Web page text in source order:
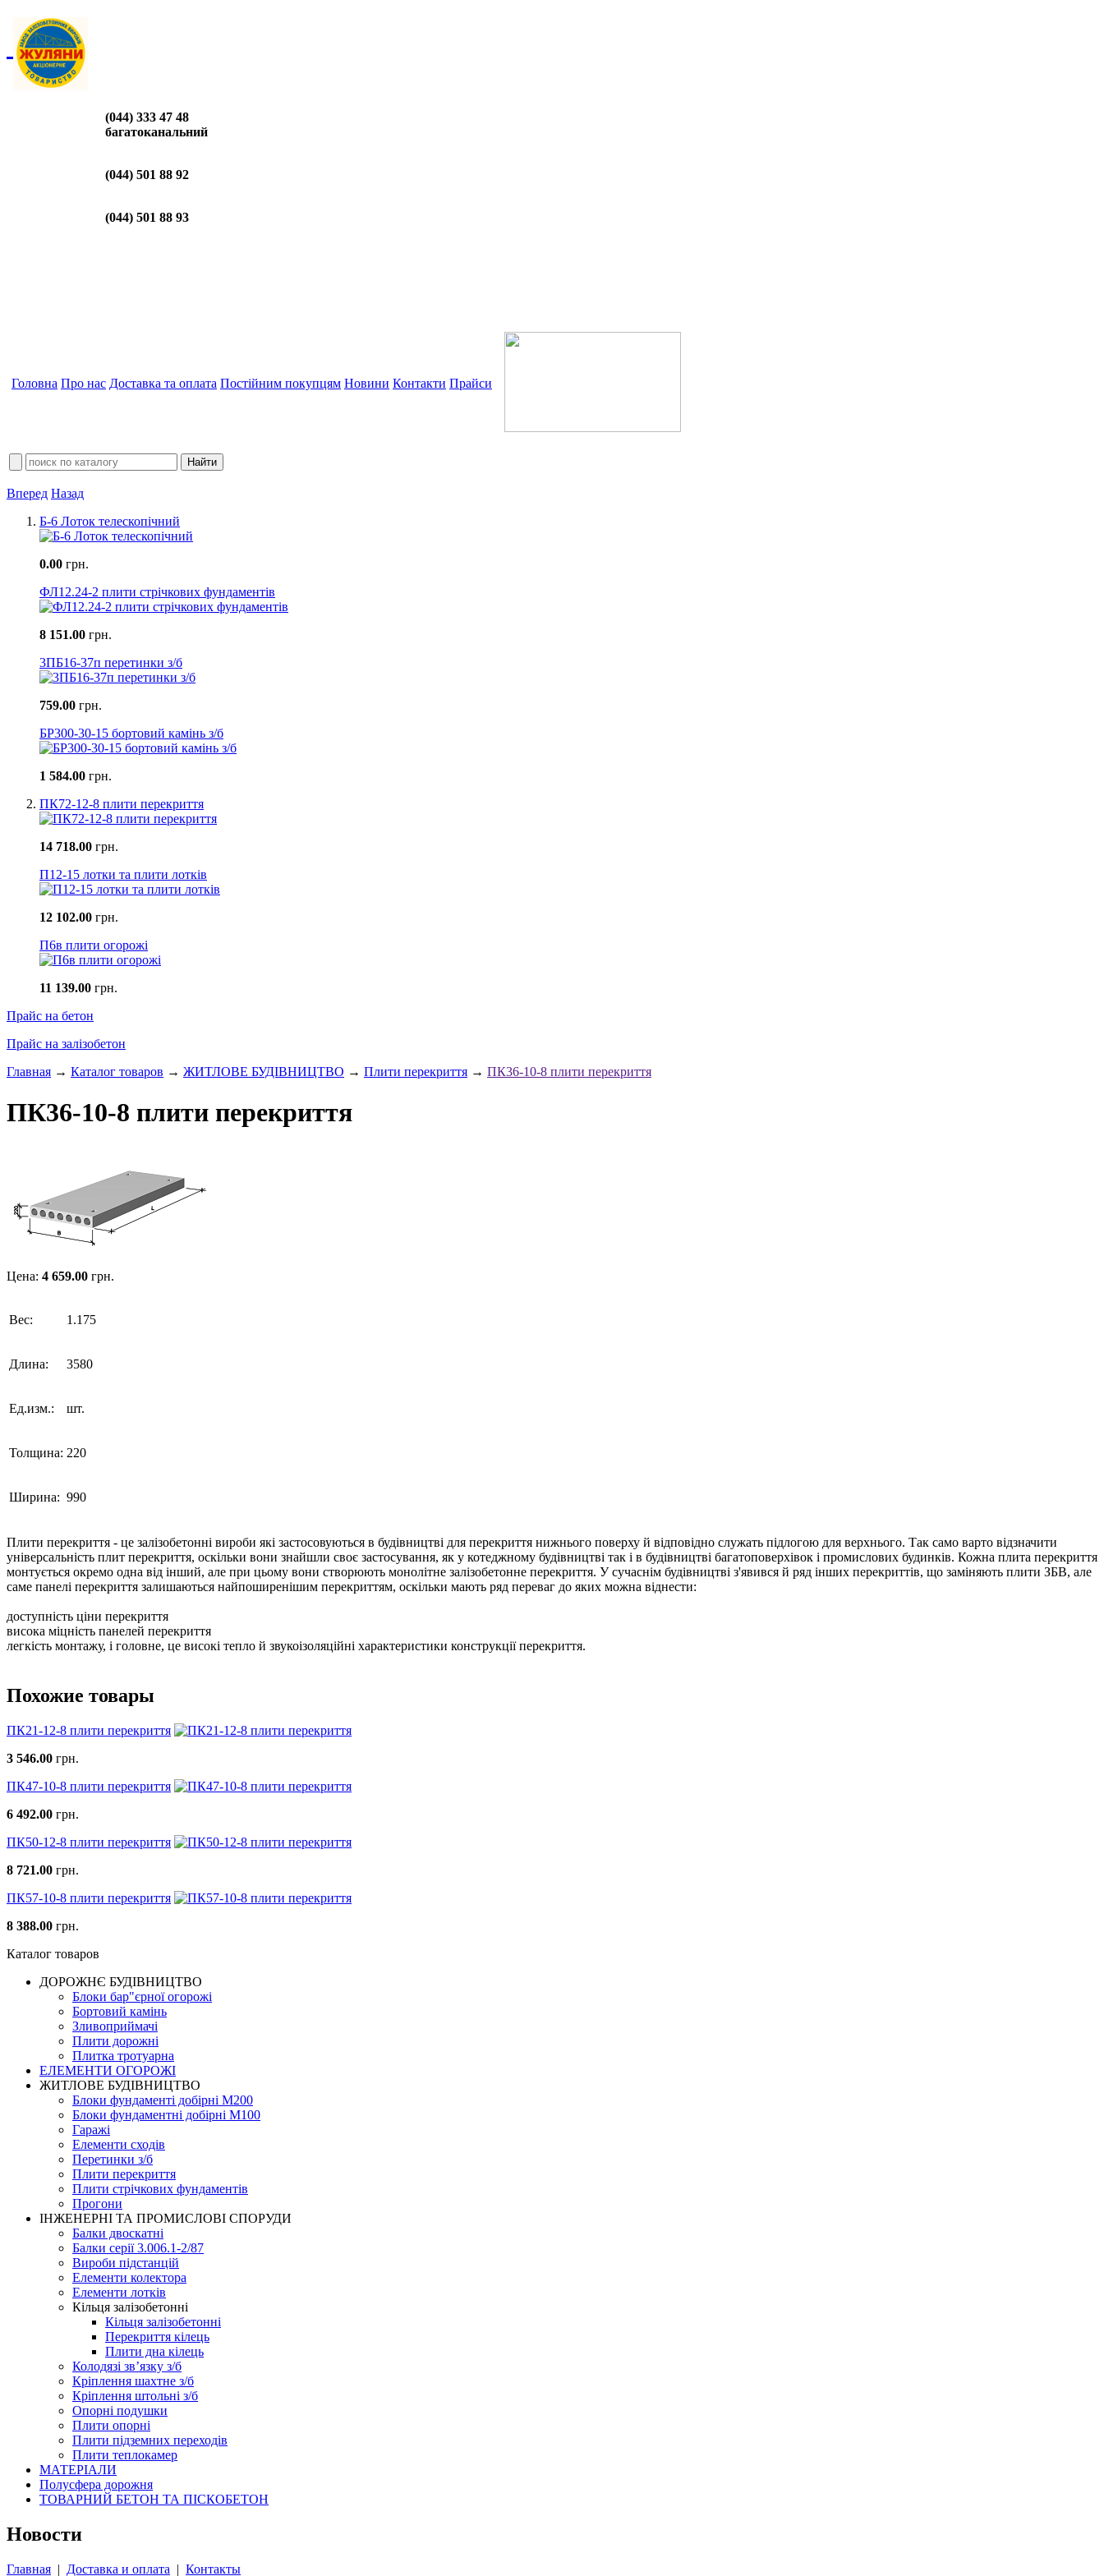
(044) 333 47 48
багатоканальний
(044) 501 88 92
(044) 501 88 93
Головна Про нас Доставка та оплата Постійним покупцям Новини Контакти Прайси
Вперед Назад
Б-6 Лоток телескопічний
0.00 грн.
ФЛ12.24-2 плити стрічкових фундаментів
8 151.00 грн.
3ПБ16-37п перетинки з/б
759.00 грн.
БР300-30-15 бортовий камінь з/б
1 584.00 грн.
ПК72-12-8 плити перекриття
14 718.00 грн.
П12-15 лотки та плити лотків
12 102.00 грн.
П6в плити огорожі
11 139.00 грн.
Прайс на бетон
Прайс на залізобетон
Главная → Каталог товаров → ЖИТЛОВЕ БУДIВНИЦТВО → Плити перекриття → ПК36-10-8 плити перекриття
ПК36-10-8 плити перекриття
Цена: 4 659.00 грн.
Вес: 1.175
Длина: 3580
Ед.изм.: шт.
Толщина: 220
Ширина: 990
Плити перекриття - це залізобетонні вироби які застосовуються в будівництві для перекриття нижнього поверху й відповідно служать підлогою для верхнього. Так само варто відзначити
універсальність плит перекриття, оскільки вони знайшли своє застосування, як у котеджному будівництві так і в будівництві багатоповерхівок і промислових будинків. Кожна плита перекриття
монтується окремо одна від інший, але при цьому вони створюють монолітне залізобетонне перекриття. У сучаснім будівництві з'явився й ряд інших перекриттів, що заміняють плити ЗБВ, але
саме панелі перекриття залишаються найпоширенішим перекриттям, оскільки мають ряд переваг до яких можна віднести:
доступність ціни перекриття
висока міцність панелей перекриття
легкість монтажу, і головне, це високі тепло й звукоізоляційні характеристики конструкції перекриття.
Похожие товары
ПК21-12-8 плити перекриття
3 546.00 грн.
ПК47-10-8 плити перекриття
6 492.00 грн.
ПК50-12-8 плити перекриття
8 721.00 грн.
ПК57-10-8 плити перекриття
8 388.00 грн.
Каталог товаров
ДОРОЖНЄ БУДIВНИЦТВО
Блоки бар"єрної огорожі
Бортовий камінь
Зливоприймачі
Плити дорожні
Плитка тротуарна
ЕЛЕМЕНТИ ОГОРОЖІ
ЖИТЛОВЕ БУДIВНИЦТВО
Блоки фундаменті добірні М200
Блоки фундаментні добірні М100
Гаражі
Елементи сходів
Перетинки з/б
Плити перекриття
Плити стрічкових фундаментів
Прогони
ІНЖЕНЕРНІ ТА ПРОМИСЛОВІ СПОРУДИ
Балки двоскатні
Балки серії 3.006.1-2/87
Вироби підстанцій
Елементи колектора
Елементи лотків
Кільця залізобетонні
Кільця залізобетонні
Перекриття кілець
Плити дна кілець
Колодязі зв’язку з/б
Кріплення шахтне з/б
Кріплення штольні з/б
Опорні подушки
Плити опорні
Плити підземних переходів
Плити теплокамер
МАТЕРІАЛИ
Полусфера дорожня
ТОВАРНИЙ БЕТОН ТА ПІСКОБЕТОН
Новости
Главная | Доставка и оплата | Контакты